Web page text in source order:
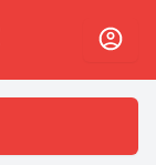
autrement